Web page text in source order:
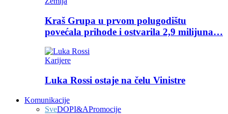
Kraš Grupa u prvom polugodištu
povećala prihode i ostvarila 2,9 milijuna…
Karijere
Luka Rossi ostaje na čelu Vinistre
Komunikacije
SveDOPI&APromocije